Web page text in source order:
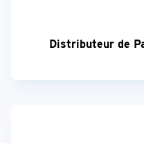
Distributeur de